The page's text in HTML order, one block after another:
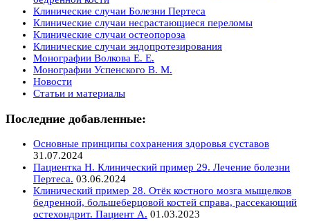
Клинические случаи Болезни Пертеса
Клинические случаи несрастающиеся переломы
Клинические случаи остеопороза
Клинические случаи эндопротезирования
Монографии Волкова Е. Е.
Монографии Успенского В. М.
Новости
Статьи и материалы
Последние добавленные:
Основные принципы сохранения здоровья суставов
31.07.2024
Пациентка Н. Клинический пример 29. Лечение болезни
Пертеса. 03.06.2024
Клинический пример 28. Отёк костного мозга мыщелков
бедренной, большеберцовой костей справа, рассекающий
остехондрит. Пациент А. 01.03.2023